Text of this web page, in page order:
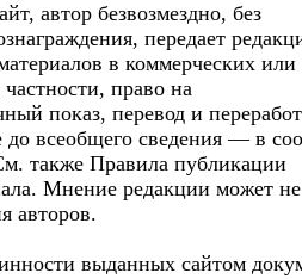
автор безвозмездно, без
передает
в коммерческих или
право на
показ, перевод и
до всеобщего сведения — в
также Правила публикации
Мнение редакции может не
авторов.
выданных сайтом